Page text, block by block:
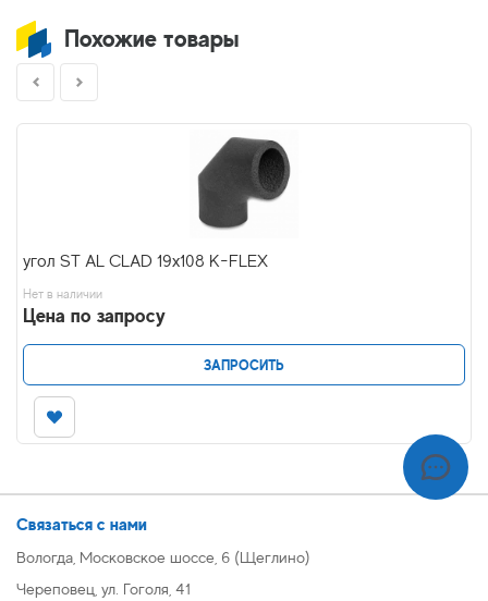
Похожие товары
угол ST AL CLAD 19x108 K-FLEX
Нет в наличии
Цена по запросу
ЗАПРОСИТЬ
Связаться с нами
Вологда, Московское шоссе, 6 (Щеглино)
Череповец, ул. Гоголя, 41